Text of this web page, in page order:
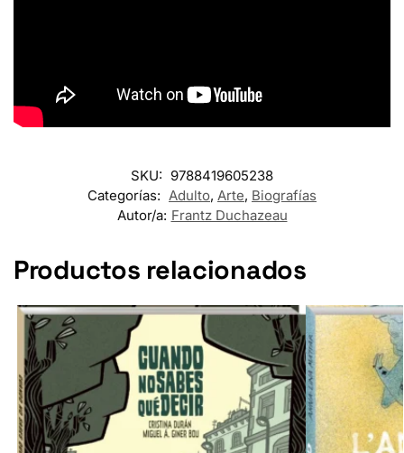
SKU: 9788419605238
Categorías: Adulto, Arte, Biografías
Autor/a: Frantz Duchazeau
Productos relacionados